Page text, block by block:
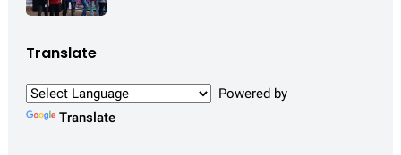
Translate
Powered by
Translate